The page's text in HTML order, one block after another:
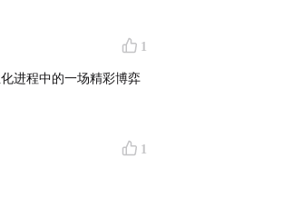
华深研院《互动媒
创作需要更多意
1
进程中的一场精彩博弈
1